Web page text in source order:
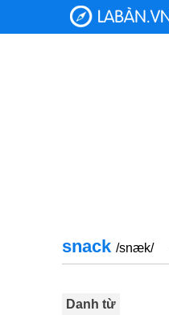
snack /snæk/
Danh từ